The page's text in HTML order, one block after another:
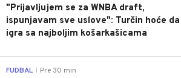
"Prijavljujem se za WNBA draft,
ispunjavam sve uslove": Turčin hoće da
igra sa najboljim košarkašicama
FUDBAL Pre 30 min